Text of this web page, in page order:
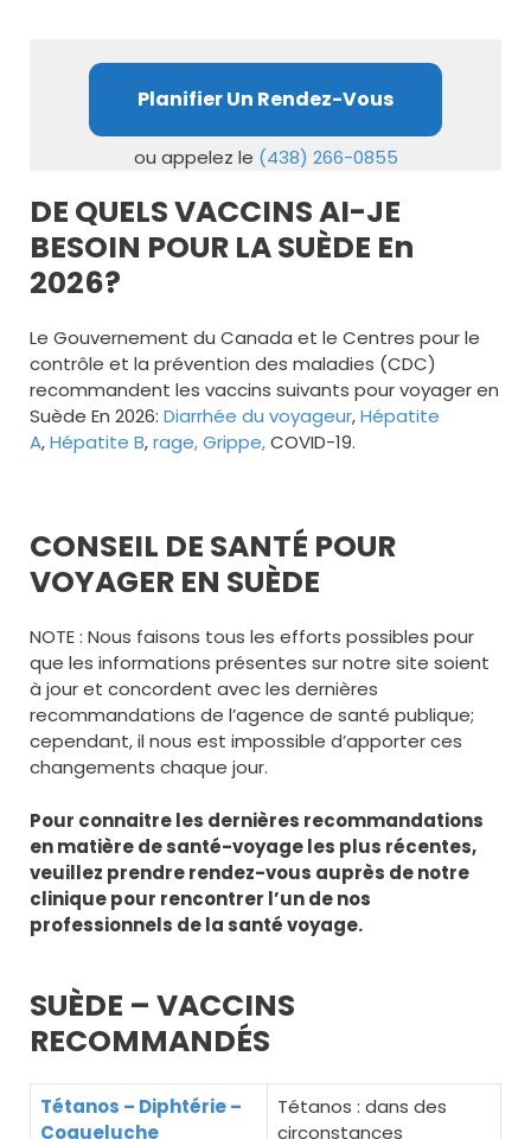
Planifier Un Rendez-Vous
ou appelez le (438) 266-0855
DE QUELS VACCINS AI-JE
BESOIN POUR LA SUÈDE En
2026?
Le Gouvernement du Canada et le Centres pour le
contrôle et la prévention des maladies (CDC)
recommandent les vaccins suivants pour voyageren
Suède En 2026: Diarrhée du voyageur,Hépatite
A,Hépatite B,rage,Grippe,COVID-19.
CONSEIL DE SANTÉ POUR
VOYAGER EN SUÈDE
NOTE : Nous faisons tous les efforts possibles pour
que les informations présentes sur notre site soient
à jour et concordent avec les dernières
recommandations de l’agence de santé publique;
cependant, il nous est impossible d’apporter ces
changements chaque jour.
Pour connaitre les dernières recommandations
en matière de santé-voyage les plus récentes,
veuillez prendre rendez-vous auprès de notre
clinique pour rencontrer l’un de nos
professionnels de la santé voyage.
SUÈDE – VACCINS
RECOMMANDÉS
Tétanos – Diphtérie –
Coqueluche
Tétanos : dans des
circonstances